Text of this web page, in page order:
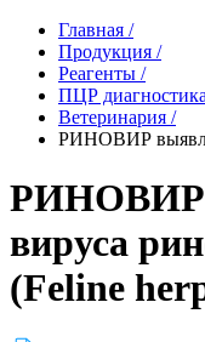
Главная /
Продукция /
Реагенты /
ПЦР диагностика
Ветеринария /
РИНОВИР
РИНОВИР
вируса
(Feline